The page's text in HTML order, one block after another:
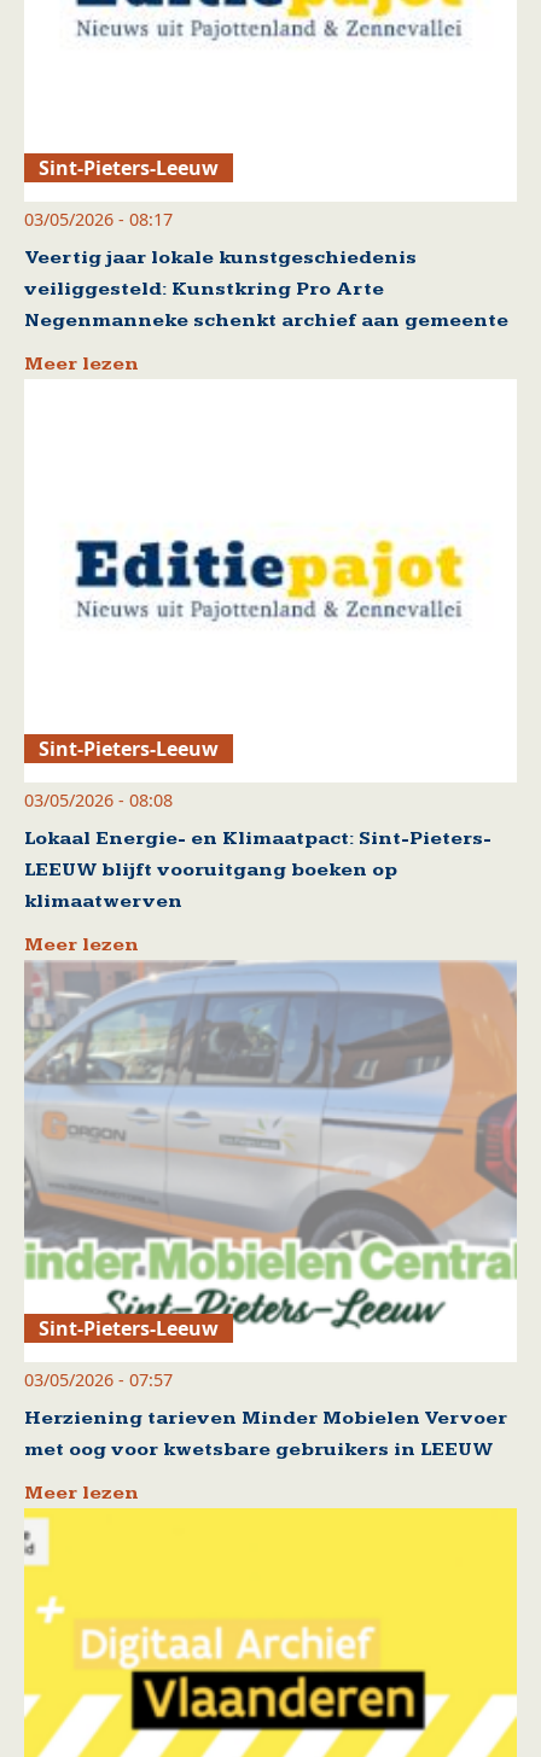
Sint-Pieters-Leeuw
03/05/2026 - 08:17
Veertig jaar lokale kunstgeschiedenis
veiliggesteld: Kunstkring Pro Arte
Negenmanneke schenkt archief aan gemeente
Meer lezen
Sint-Pieters-Leeuw
03/05/2026 - 08:08
Lokaal Energie- en Klimaatpact: Sint-Pieters-
LEEUW blijft vooruitgang boeken op
klimaatwerven
Meer lezen
Sint-Pieters-Leeuw
03/05/2026 - 07:57
Herziening tarieven Minder Mobielen Vervoer
met oog voor kwetsbare gebruikers in LEEUW
Meer lezen